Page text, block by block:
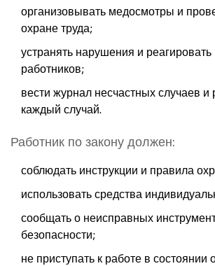
организовывать медосмотры и
охране труда;
устранять нарушения и
работников;
вести журнал несчастных случаев и
каждый случай.
Работник по закону должен:
соблюдать инструкции и правила
использовать средства
сообщать о неисправных
безопасности;
не приступать к работе в состоянии